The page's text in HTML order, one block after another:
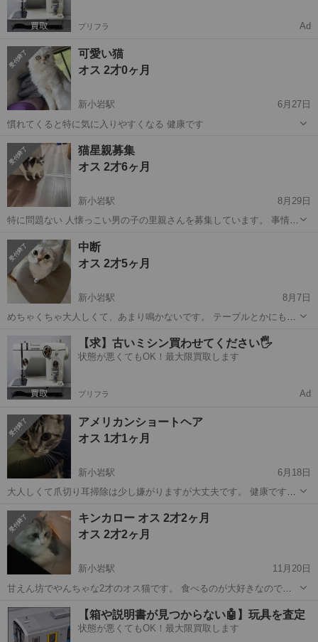
プリフラ Ad
可愛い猫
オス 2才0ヶ月
新小岩駅
6月27日
慣れてくると特に気に入りやすくなる 健康です
東京 葛飾区 新小岩駅
猫星親募集
オス 2才6ヶ月
新小岩駅
8月29日
特に問題ない 人懐っこい男の子の里親さんを募集しています。 事情に
る方を探しています。 【猫の情報】 * 性別： オス * 手術： 去勢手術
済み2023年...
東京 江戸川区
中断
オス 2才5ヶ月
新小岩駅
8月7日
めちゃくちゃ大人しくて、あまり鳴かないです。 テーブルとかにもあ
す。 ブリティッシュショートが元々抱っこが苦手な猫種なので、抱っ
こしたり膝の上に乗せたりはできない...
葛飾区 新小岩駅
ブリティッシュショートヘア
【求】古いミシン買わせてください🖐️
状態が悪くてもOK！最大限買取します
プリフラ Ad
アメリカンショートヘア
オス 1才1ヶ月
新小岩駅
6月18日
大人しくて爪切り耳掃除は少し嫌がりますが大丈夫です。 健康です。
来ていただける人お願いします。 体調が悪くなり世話が難しい為よろ
しくお願いします。
東京 江戸川区
アメリカンショートヘア
キンカロー オス 2才2ヶ月
オス 2才2ヶ月
新小岩駅
11月20日
甘えん坊でやんちゃな2才のオス猫です。 食べるのが大好きなので落
に咥えて持ってきてくれます。 人懐っこく人見知りもあまりしませ
ん。 ０歳の時にFIPになりまし...
東京 葛飾区 新小岩駅 猫 キンカ
【箱や説明書が見つからない🤖】玩具を査定
状態が悪くてもOK！最大限買取します